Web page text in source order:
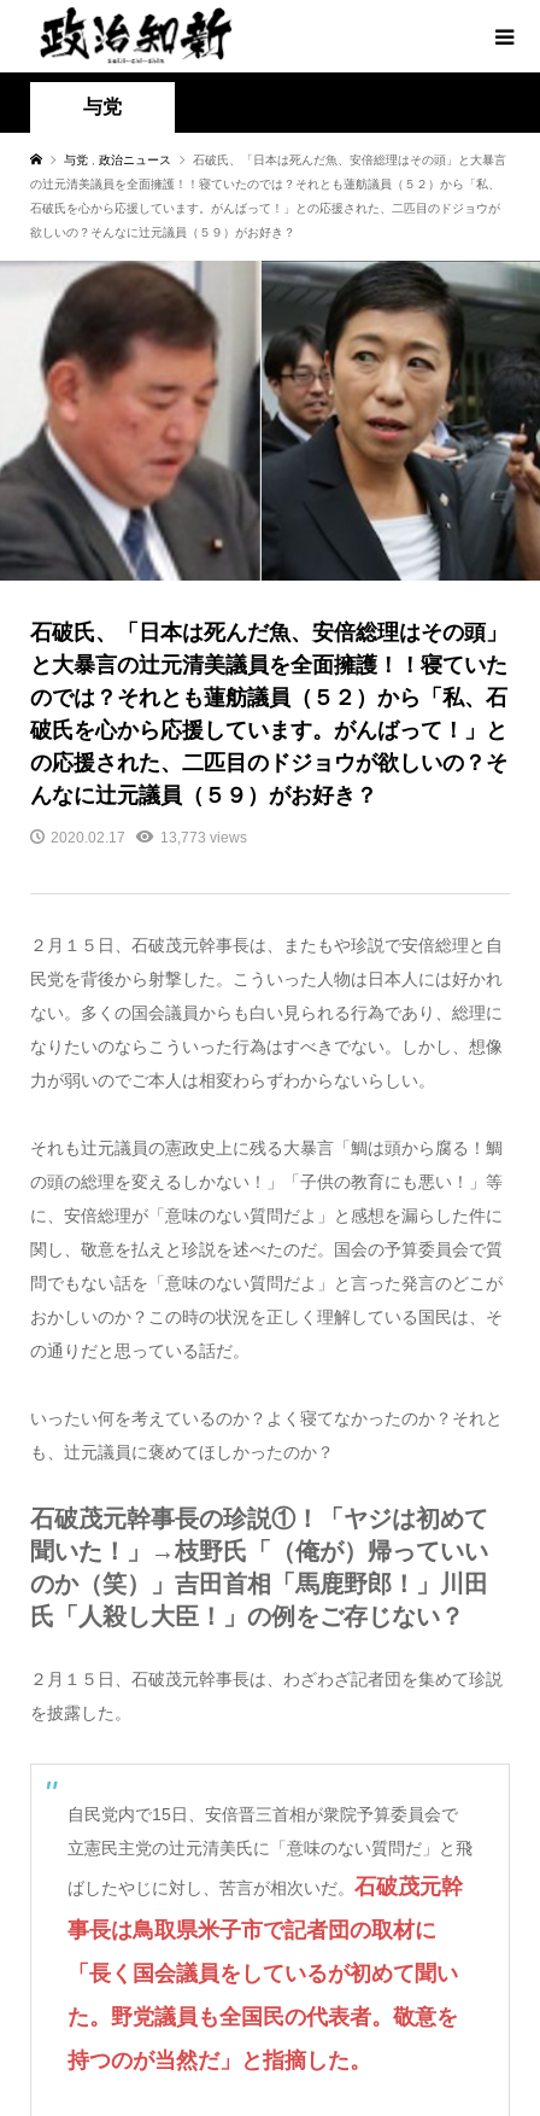
与党
与党 政治ニュース
石破氏、「日本は死んだ魚、安倍総理はその頭」と大暴言
の辻元清美議員を全面擁護！！寝ていたのでは？それとも蓮舫議員（５２）から「私、
石破氏を心から応援しています。がんばって！」との応援された、二匹目のドジョウが
欲しいの？そんなに辻元議員（５９）がお好き？
石破氏、「日本は死んだ魚、安倍総理はその頭」
と大暴言の辻元清美議員を全面擁護！！寝ていた
のでは？それとも蓮舫議員（５２）から「私、石
破氏を心から応援しています。がんばって！」と
の応援された、二匹目のドジョウが欲しいの？そ
んなに辻元議員（５９）がお好き？
2020.02.17 13,773 views
２月１５日、石破茂元幹事長は、またもや珍説で安倍総理と自
民党を背後から射撃した。こういった人物は日本人には好かれ
ない。多くの国会議員からも白い見られる行為であり、総理に
なりたいのならこういった行為はすべきでない。しかし、想像
力が弱いのでご本人は相変わらずわからないらしい。
それも辻元議員の憲政史上に残る大暴言「鯛は頭から腐る！鯛
の頭の総理を変えるしかない！」「子供の教育にも悪い！」等
に、安倍総理が「意味のない質問だよ」と感想を漏らした件に
関し、敬意を払えと珍説を述べたのだ。国会の予算委員会で質
問でもない話を「意味のない質問だよ」と言った発言のどこが
おかしいのか？この時の状況を正しく理解している国民は、そ
の通りだと思っている話だ。
いったい何を考えているのか？よく寝てなかったのか？それと
も、辻元議員に褒めてほしかったのか？
石破茂元幹事長の珍説①！「ヤジは初めて
聞いた！」→枝野氏「（俺が）帰っていい
のか（笑）」吉田首相「馬鹿野郎！」川田
氏「人殺し大臣！」の例をご存じない？
２月１５日、石破茂元幹事長は、わざわざ記者団を集めて珍説
を披露した。
自民党内で15日、安倍晋三首相が衆院予算委員会で
立憲民主党の辻元清美氏に「意味のない質問だ」と飛
ばしたやじに対し、苦言が相次いだ。 石破茂元幹
事長は鳥取県米子市で記者団の取材に
「長く国会議員をしているが初めて聞い
た。野党議員も全国民の代表者。敬意を
持つのが当然だ」と指摘した。